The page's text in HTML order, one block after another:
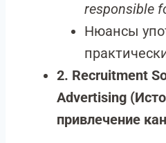
responsible
Нюансы
2. Recruitment
Advertising
привлечение